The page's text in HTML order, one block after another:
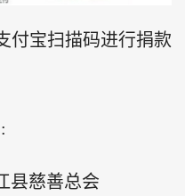
付宝扫描码进行捐款
县慈善总会